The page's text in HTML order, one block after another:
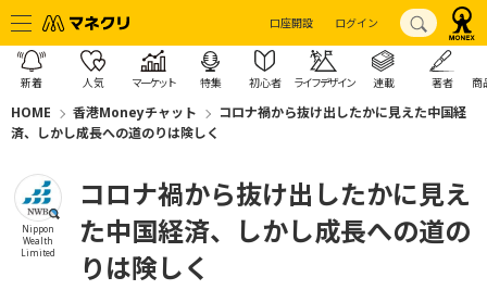
口座開設 ログイン
新着 人気 マーケット 特集 初心者 ライフデザイン 連載 著者 商
HOME 香港Moneyチャット
コロナ禍から抜け出したかに見えた中国経
済、しかし成長への道のりは険しく
Nippon
Wealth
Limited
コロナ禍から抜け出したかに見え
た中国経済、しかし成長への道の
りは険しく